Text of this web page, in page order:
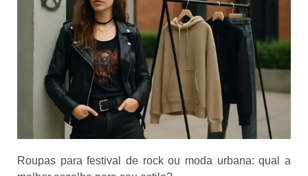
Roupas para festival de rock ou moda urbana: qual a